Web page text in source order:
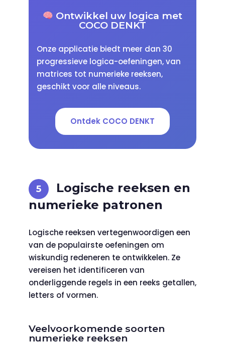
Ontwikkel uw logica met
COCO DENKT
Onze applicatie biedt meer dan 30
progressieve logica-oefeningen, van
matrices tot numerieke reeksen,
geschikt voor alle niveaus.
Ontdek COCO DENKT
Logische reeksen en
numerieke patronen
Logische reeksen vertegenwoordigen een
van de populairste oefeningen om
wiskundig redeneren te ontwikkelen. Ze
vereisen het identificeren van
onderliggende regels in een reeks getallen,
letters of vormen.
Veelvoorkomende soorten
numerieke reeksen